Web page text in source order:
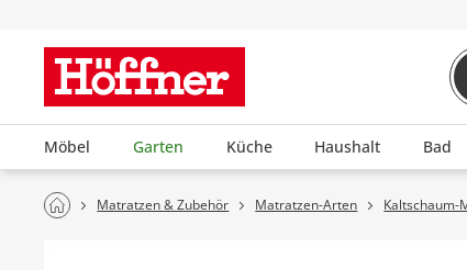
Möbel Garten Küche Haushalt Bad
Matratzen & Zubehör Matratzen-Arten Kaltschaum-